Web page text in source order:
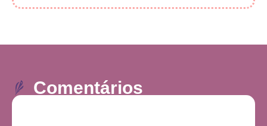
Comentários